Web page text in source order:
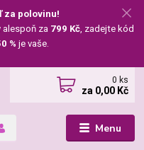
za polovinu!
za 799 Kč, zadejte kód
% je vaše.
Menu
0 ks
za 0,00 Kč